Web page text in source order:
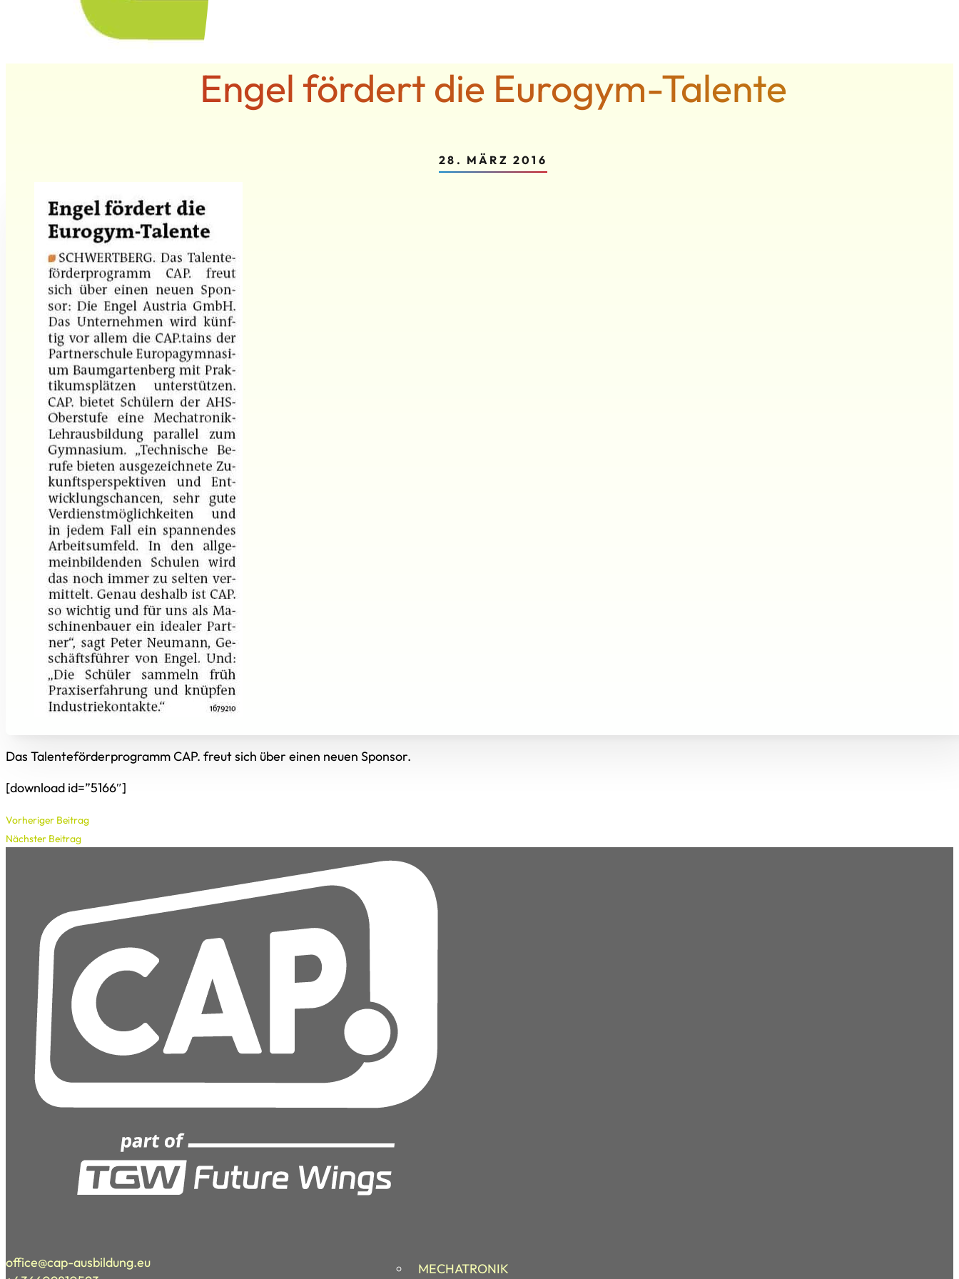
Engel fördert die Eurogym-Talente
28. MÄRZ 2016
Das Talenteförderprogramm CAP. freut sich über einen neuen Sponsor.
[download id=”5166″]
Vorheriger Beitrag
Nächster Beitrag
office@cap-ausbildung.eu
MECHATRONIK